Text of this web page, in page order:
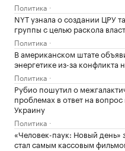
Политика
NYT узнала о создании ЦРУ
группы с целью раскола
Политика
В американском штате
энергетике из-за конфликта
Политика
Рубио пошутил о
проблемах в ответ на
Украину
Политика
«Человек-паук: Новый день»
стал самым кассовым